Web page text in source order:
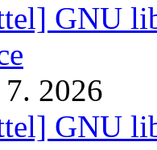
GNU
2026
GNU